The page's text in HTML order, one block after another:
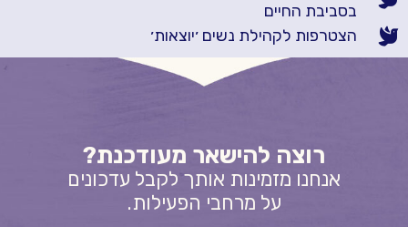
בסביבת החיים
הצטרפות לקהילת נשים ׳יוצאות׳
רוצה להישאר מעודכנת?
אנחנו מזמינות אותך לקבל עדכונים
על מרחבי הפעילות.